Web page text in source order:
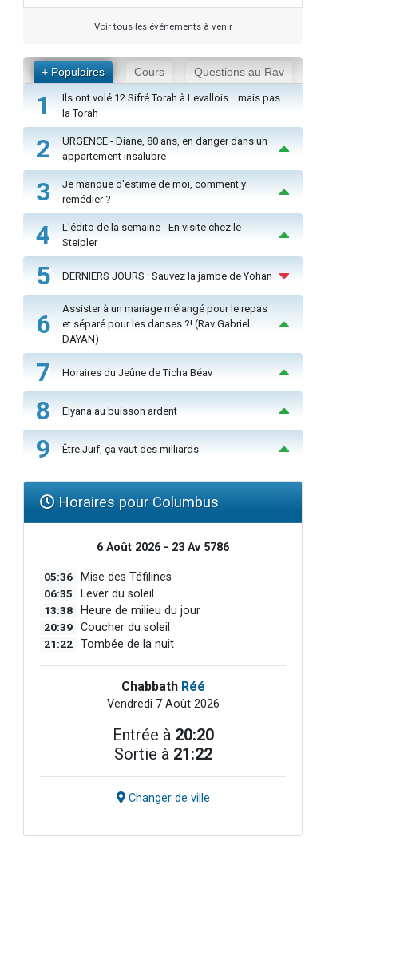
Voir tous les événements à venir
+ Populaires Cours Questions au Rav
1
Ils ont volé 12 Sifré Torah à Levallois… mais pas
la Torah
2
URGENCE - Diane, 80 ans, en danger dans un
appartement insalubre
3
Je manque d'estime de moi, comment y
remédier ?
4
L'édito de la semaine - En visite chez le
Steipler
5 DERNIERS JOURS : Sauvez la jambe de Yohan
6
Assister à un mariage mélangé pour le repas
et séparé pour les danses ?! (Rav Gabriel
DAYAN)
7 Horaires du Jeûne de Ticha Béav
8 Elyana au buisson ardent
9 Être Juif, ça vaut des milliards
Horaires pour Columbus
6 Août 2026 - 23 Av 5786
05:36 Mise des Téfilines
06:35 Lever du soleil
13:38 Heure de milieu du jour
20:39 Coucher du soleil
21:22 Tombée de la nuit
Chabbath Réé
Vendredi 7 Août 2026
Entrée à 20:20
Sortie à 21:22
Changer de ville